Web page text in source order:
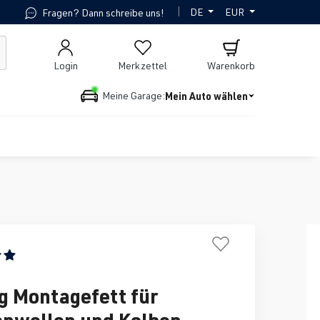
Fragen? Dann schreibe uns! | DE EUR
Merkzettel
Login Warenkorb
Meine Garage:Mein Auto wählen
Bewertung von 5 von 5 Sternen
Montagefett für